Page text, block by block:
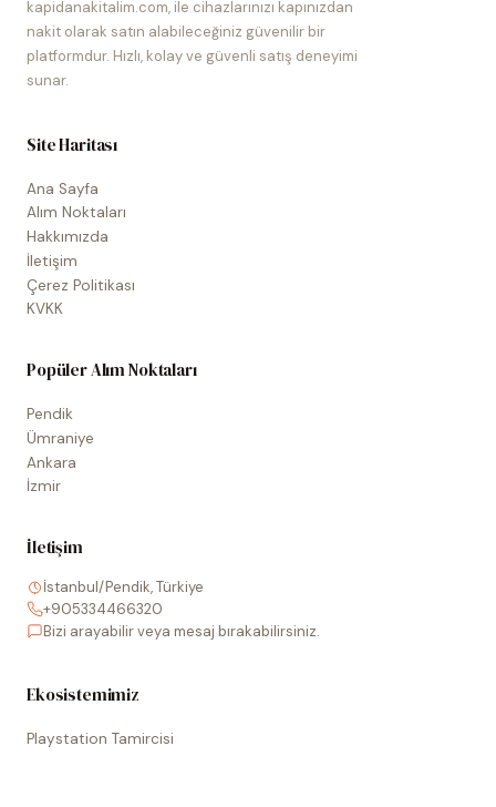
kapidanakitalim.com, ile cihazlarınızı kapınızdan
nakit olarak satın alabileceğiniz güvenilir bir
platformdur. Hızlı, kolay ve güvenli satış deneyimi
sunar.
Site Haritası
Ana Sayfa
Alım Noktaları
Hakkımızda
İletişim
Çerez Politikası
KVKK
Popüler Alım Noktaları
Pendik
Ümraniye
Ankara
İzmir
İletişim
İstanbul/Pendik, Türkiye
+905334466320
Bizi arayabilir veya mesaj bırakabilirsiniz.
Ekosistemimiz
Playstation Tamircisi